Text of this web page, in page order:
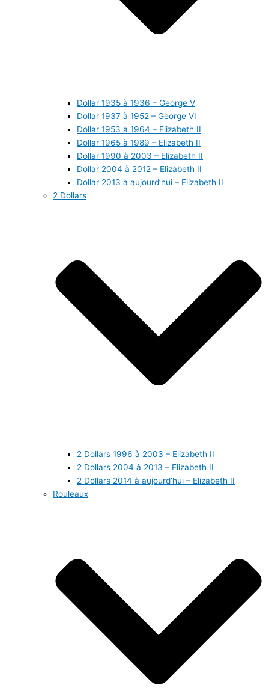
Dollar 1935 à 1936 – George V
Dollar 1937 à 1952 – George VI
Dollar 1953 à 1964 – Elizabeth II
Dollar 1965 à 1989 – Elizabeth II
Dollar 1990 à 2003 – Elizabeth II
Dollar 2004 à 2012 – Elizabeth II
Dollar 2013 à aujourd’hui – Elizabeth II
2 Dollars
2 Dollars 1996 à 2003 – Elizabeth II
2 Dollars 2004 à 2013 – Elizabeth II
2 Dollars 2014 à aujourd’hui – Elizabeth II
Rouleaux